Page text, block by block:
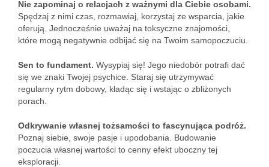
Nie zapominaj o relacjach z ważnymi dla Ciebie osobami.
Spędzaj z nimi czas, rozmawiaj, korzystaj ze wsparcia, jakie
oferują. Jednocześnie uważaj na toksyczne znajomości,
które mogą negatywnie odbijać się na Twoim samopoczuciu.
Sen to fundament. Wysypiaj się! Jego niedobór potrafi dać
się we znaki Twojej psychice. Staraj się utrzymywać
regularny rytm dobowy, kładąc się i wstając o zbliżonych
porach.
Odkrywanie własnej tożsamości to fascynująca podróż.
Poznaj siebie, swoje pasje i upodobania. Budowanie
poczucia własnej wartości to cenny efekt uboczny tej
eksploracji.